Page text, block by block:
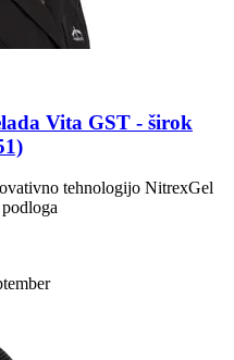
Vita GST -​ širok
tehnologijo NitrexGel